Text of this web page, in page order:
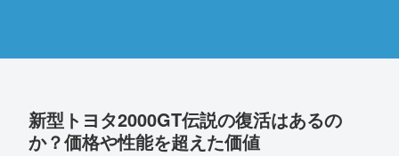
新型トヨタ2000GT伝説の復活はあるの
か？価格や性能を超えた価値